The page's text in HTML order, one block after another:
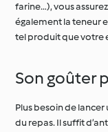
farine…), vous
également la teneur
tel produit que votre
Son goûter
Plus besoin de
du repas. Il suffit